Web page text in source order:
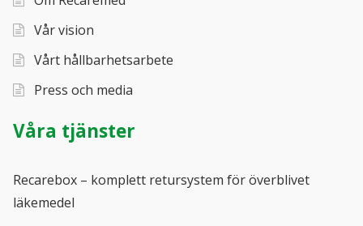
Vår vision
Vårt hållbarhetsarbete
Press och media
Våra tjänster
Recarebox – komplett retursystem för överblivet
läkemedel